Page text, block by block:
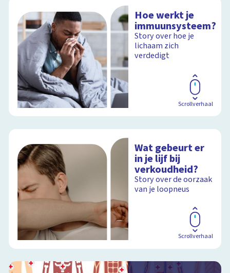
Hoe werkt je
immuunsysteem?
Story over hoe je
lichaam zich
verdedigt
Scrollverhaal
Wat gebeurt er
in je lijf bij
verkoudheid?
Story over de oorzaak
van je loopneus
Scrollverhaal